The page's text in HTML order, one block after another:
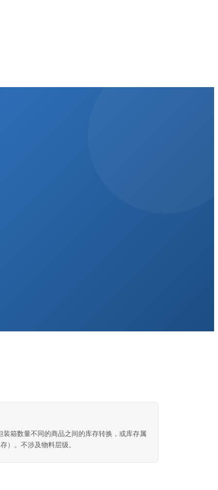
箱数量不同的商品之间的库存转换，或库存属
）。不涉及物料层级。